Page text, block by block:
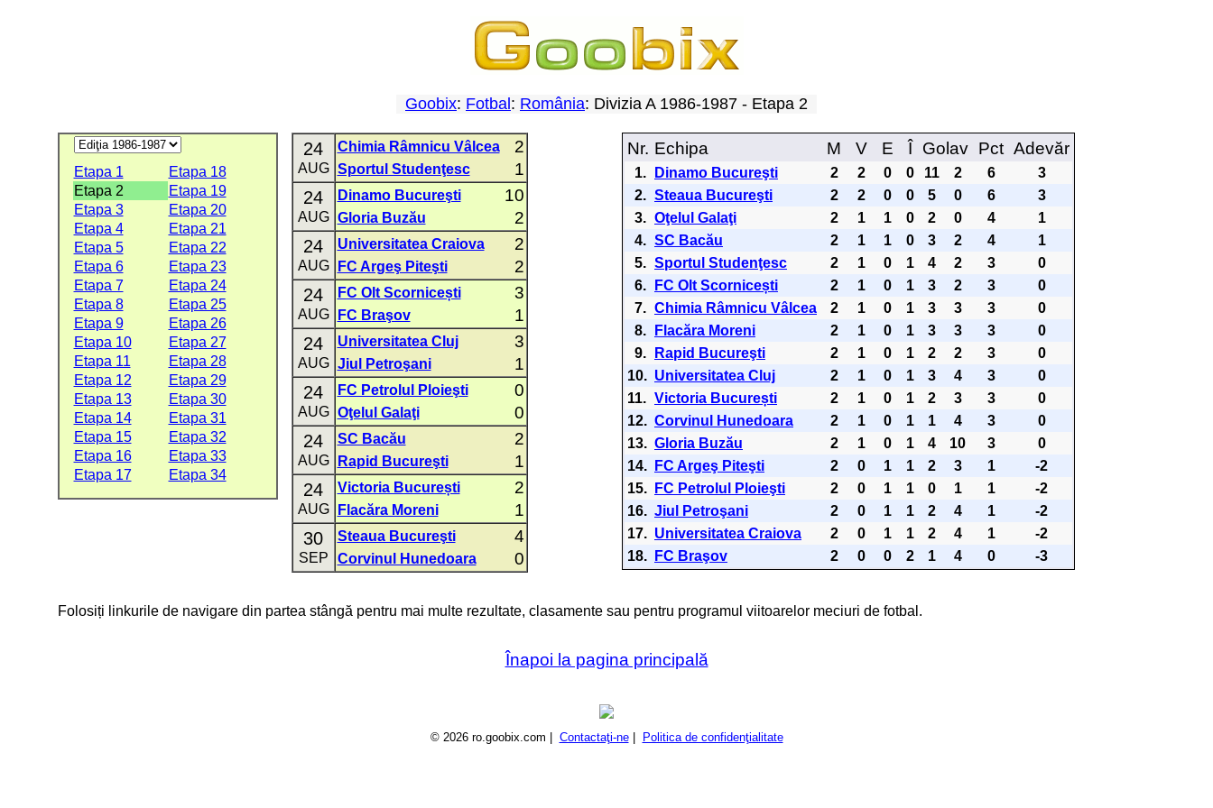
Goobix: Fotbal : România: Divizia A 1986-1987 - Etapa 2
Etapa 1
Etapa 18
Etapa 2
Etapa 19
Etapa 3
Etapa 20
Etapa 4
Etapa 21
Etapa 5
Etapa 22
Etapa 6
Etapa 23
Etapa 7
Etapa 24
Etapa 8
Etapa 25
Etapa 9
Etapa 26
Etapa 10
Etapa 27
Etapa 11
Etapa 28
Etapa 12
Etapa 29
Etapa 13
Etapa 30
Etapa 14
Etapa 31
Etapa 15
Etapa 32
Etapa 16
Etapa 33
Etapa 17
Etapa 34
24
AUG
Chimia Râmnicu Vâlcea 2
Sportul Studenţesc 1
24
AUG
Dinamo Bucureşti 10
Gloria Buzău 2
24
AUG
Universitatea Craiova 2
FC Argeş Piteşti 2
24
AUG
FC Olt Scornicești 3
FC Braşov 1
24
AUG
Universitatea Cluj 3
Jiul Petroşani 1
24
AUG
FC Petrolul Ploieşti 0
Oţelul Galaţi 0
24
AUG
SC Bacău 2
Rapid Bucureşti 1
24
AUG
Victoria București 2
Flacăra Moreni 1
30
SEP
Steaua Bucureşti 4
Corvinul Hunedoara 0
Nr. Echipa M V E Î Golav Pct Adevăr
1. Dinamo Bucureşti 2 2 0 0 11 2 6
3
2. Steaua Bucureşti 2 2 0 0 5 0 6
3
3. Oţelul Galaţi 2 1 1 0 2 0 4
1
4. SC Bacău 2 1 1 0 3 2 4
1
5. Sportul Studenţesc 2 1 0 1 4 2 3
0
6.
FC Olt Scornicești 2 1 0 1 3 2 3
0
7. Chimia Râmnicu Vâlcea 2 1 0 1 3 3 3
0
8.
Flacăra Moreni 2 1 0 1 3 3 3
0
9.
Rapid Bucureşti 2 1 0 1 2 2 3
0
10. Universitatea Cluj 2 1 0 1 3 4 3
0
11. Victoria București 2 1 0 1 2 3 3
0
12. Corvinul Hunedoara 2 1 0 1 1 4 3
0
13. Gloria Buzău 2 1 0 1 4 10 3
0
14.
FC Argeş Piteşti 2 0 1 1 2 3 1
-2
15.
FC Petrolul Ploieşti 2 0 1 1 0 1 1
-2
16. Jiul Petroşani 2 0 1 1 2 4 1
-2
17. Universitatea Craiova 2 0 1 1 2 4 1
-2
18.
FC Braşov 2 0 0 2 1 4 0 -3
Folosiți linkurile de navigare din partea stângă pentru mai multe rezultate, clasamente sau pentru programul viitoarelor meciuri de fotbal.
Înapoi la pagina principală
© 2026 ro.goobix.com | Contactaţi-ne| Politica de confidenţialitate